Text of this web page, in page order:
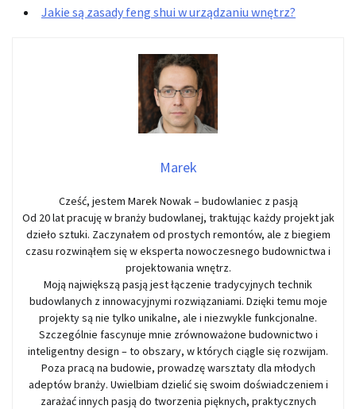
Jakie są zasady feng shui w urządzaniu wnętrz?
Marek
Cześć, jestem Marek Nowak – budowlaniec z pasją
Od 20 lat pracuję w branży budowlanej, traktując każdy projekt jak
dzieło sztuki. Zaczynałem od prostych remontów, ale z biegiem
czasu rozwinąłem się w eksperta nowoczesnego budownictwa i
projektowania wnętrz.
Moją największą pasją jest łączenie tradycyjnych technik
budowlanych z innowacyjnymi rozwiązaniami. Dzięki temu moje
projekty są nie tylko unikalne, ale i niezwykle funkcjonalne.
Szczególnie fascynuje mnie zrównoważone budownictwo i
inteligentny design – to obszary, w których ciągle się rozwijam.
Poza pracą na budowie, prowadzę warsztaty dla młodych
adeptów branży. Uwielbiam dzielić się swoim doświadczeniem i
zarażać innych pasją do tworzenia pięknych, praktycznych